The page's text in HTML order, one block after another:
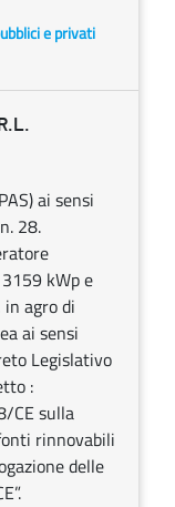
e privati
ai sensi
28.
kWp e
agro di
ai sensi
Legislativo
:
CE sulla
rinnovabili
delle